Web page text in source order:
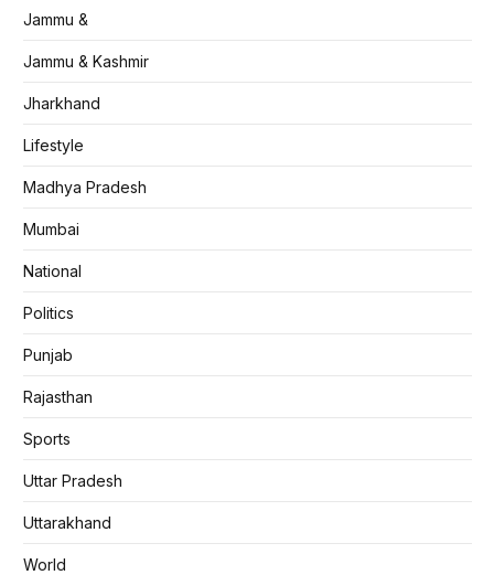
Jammu &
Jammu & Kashmir
Jharkhand
Lifestyle
Madhya Pradesh
Mumbai
National
Politics
Punjab
Rajasthan
Sports
Uttar Pradesh
Uttarakhand
World